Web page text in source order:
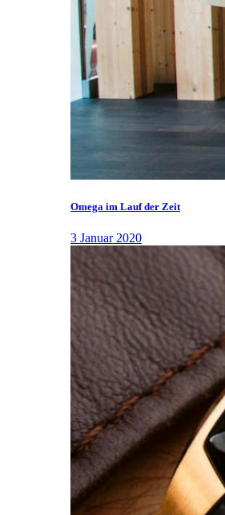
Omega im Lauf der Zeit
3 Januar 2020